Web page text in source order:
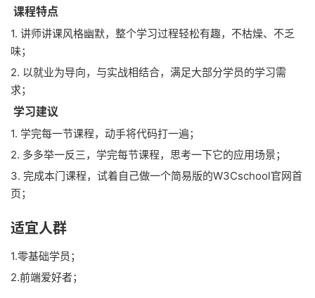
课程特点
1. 讲师讲课风格幽默，整个学习过程轻松有趣，不枯燥、不乏
味；
2. 以就业为导向，与实战相结合，满足大部分学员的学习需
求；
学习建议
1. 学完每一节课程，动手将代码打一遍；
2. 多多举一反三，学完每节课程，思考一下它的应用场景；
3. 完成本门课程，试着自己做一个简易版的W3Cschool官网首
页；
适宜人群
1.零基础学员；
2.前端爱好者；